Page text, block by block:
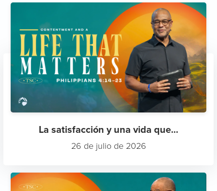
La satisfacción y una vida que...
26 de julio de 2026